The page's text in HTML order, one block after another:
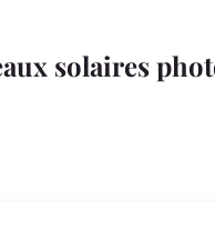
solaires